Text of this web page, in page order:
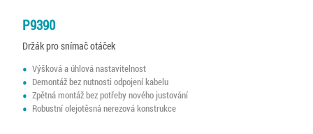
P9390
Držák pro snímač otáček
Výšková a úhlová nastavitelnost
Demontáž bez nutnosti odpojení kabelu
Zpětná montáž bez potřeby nového justování
Robustní olejotěsná nerezová konstrukce